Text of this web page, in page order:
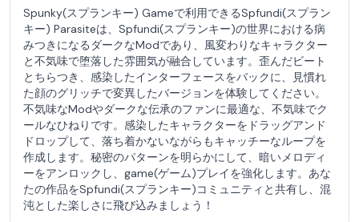
Spunky(スプランキー) Gameで利用できるSpfundi(スプラン
キー) Parasiteは、Spfundi(スプランキー)の世界における病
みつきになるダークなModであり、風変わりなキャラクター
と不気味で堕落した雰囲気が融合しています。歪んだビート
とちらつき、感染したインターフェースをバックに、見慣れ
た顔のグリッチで変異したバージョンを体験してください。
不気味なModやダークな伝承のファンに最適な、不気味でク
ールなひねりです。感染したキャラクターをドラッグアンド
ドロップして、落ち着かないながらもキャッチーなループを
作成します。秘密のパターンを明らかにして、暗いメロディ
ーをアンロックし、game(ゲーム)プレイを強化します。あな
たの作品をSpfundi(スプランキー)コミュニティと共有し、混
沌とした楽しさに飛び込みましょう！